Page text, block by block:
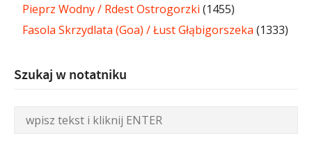
Pieprz Wodny / Rdest Ostrogorzki (1455)
Fasola Skrzydlata (Goa) / Łust Głąbigorszeka (1333)
Szukaj w notatniku